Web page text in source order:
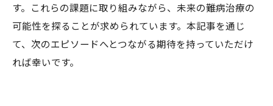
す。これらの課題に取り組みながら、未来の難病治療の
可能性を探ることが求められています。本記事を通じ
て、次のエピソードへとつながる期待を持っていただけ
れば幸いです。